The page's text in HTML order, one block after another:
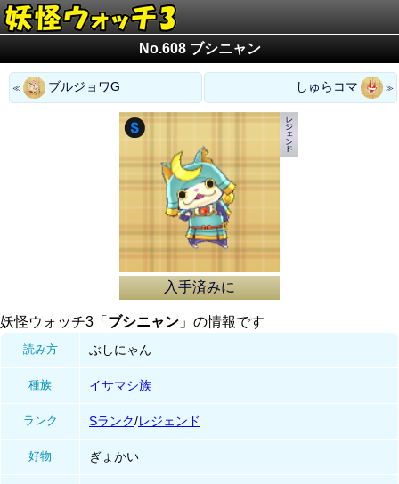
No.608 ブシニャン
ブルジョワG しゅらコマ
入手済みに
妖怪ウォッチ3「 ブシニャン 」の情報です
読み方 ぶしにゃん
種族 イサマシ族
ランク Sランク/レジェンド
好物 ぎょかい